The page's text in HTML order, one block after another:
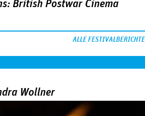
British Postwar Cinema
ALLE FESTIVALBERICHTE
Wollner